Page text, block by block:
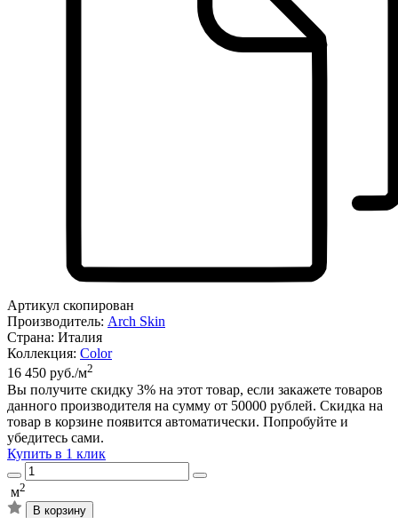
Артикул скопирован
Производитель: Arch Skin
Страна: Италия
Коллекция: Color
16 450 руб./м2
Вы получите скидку 3% на этот товар, если закажете товаров
данного производителя на сумму от 50000 рублей. Скидка на
товар в корзине появится автоматически. Попробуйте и
убедитесь сами.
Купить в 1 клик
м2
В корзину